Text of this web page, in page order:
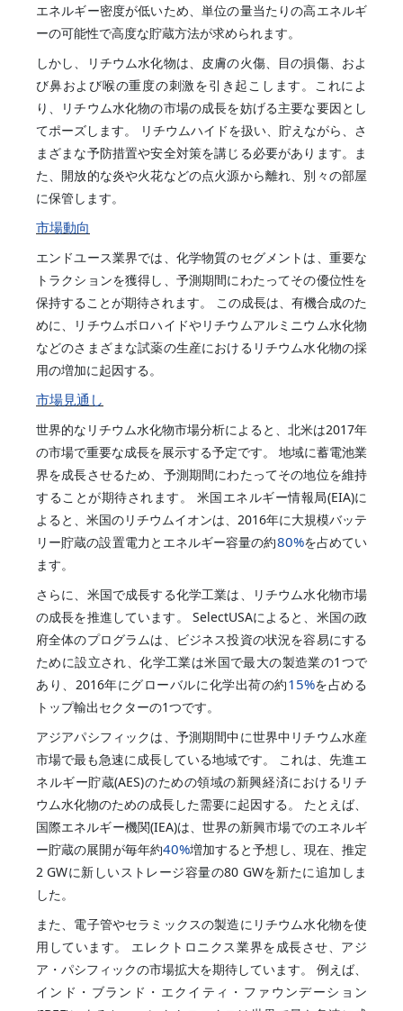
エネルギー密度が低いため、単位の量当たりの高エネルギ
ーの可能性で高度な貯蔵方法が求められます。
しかし、リチウム水化物は、皮膚の火傷、目の損傷、およ
び鼻および喉の重度の刺激を引き起こします。これによ
り、リチウム水化物の市場の成長を妨げる主要な要因とし
てポーズします。 リチウムハイドを扱い、貯えながら、さ
まざまな予防措置や安全対策を講じる必要があります。ま
た、開放的な炎や火花などの点火源から離れ、別々の部屋
に保管します。
市場動向
エンドユース業界では、化学物質のセグメントは、重要な
トラクションを獲得し、予測期間にわたってその優位性を
保持することが期待されます。 この成長は、有機合成のた
めに、リチウムボロハイドやリチウムアルミニウム水化物
などのさまざまな試薬の生産におけるリチウム水化物の採
用の増加に起因する。
市場見通し
世界的なリチウム水化物市場分析によると、北米は2017年
の市場で重要な成長を展示する予定です。 地域に蓄電池業
界を成長させるため、予測期間にわたってその地位を維持
することが期待されます。 米国エネルギー情報局(EIA)に
よると、米国のリチウムイオンは、2016年に大規模バッテ
リー貯蔵の設置電力とエネルギー容量の約80%を占めてい
ます。
さらに、米国で成長する化学工業は、リチウム水化物市場
の成長を推進しています。 SelectUSAによると、米国の政
府全体のプログラムは、ビジネス投資の状況を容易にする
ために設立され、化学工業は米国で最大の製造業の1つで
あり、2016年にグローバルに化学出荷の約15%を占める
トップ輸出セクターの1つです。
アジアパシフィックは、予測期間中に世界中リチウム水産
市場で最も急速に成長している地域です。 これは、先進エ
ネルギー貯蔵(AES)のための領域の新興経済におけるリチ
ウム水化物のための成長した需要に起因する。 たとえば、
国際エネルギー機関(IEA)は、世界の新興市場でのエネルギ
ー貯蔵の展開が毎年約40%増加すると予想し、現在、推定
2 GWに新しいストレージ容量の80 GWを新たに追加しま
した。
また、電子管やセラミックスの製造にリチウム水化物を使
用しています。 エレクトロニクス業界を成長させ、アジ
ア・パシフィックの市場拡大を期待しています。 例えば、
インド・ブランド・エクイティ・ファウンデーション